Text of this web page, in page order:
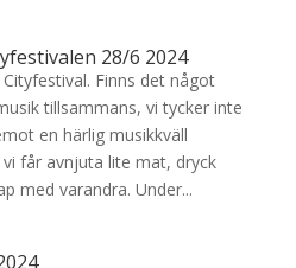
28/6 2024
Finns det något
tillsammans, vi tycker inte
en härlig musikkväll
får avnjuta lite mat, dryck
med varandra. Under...